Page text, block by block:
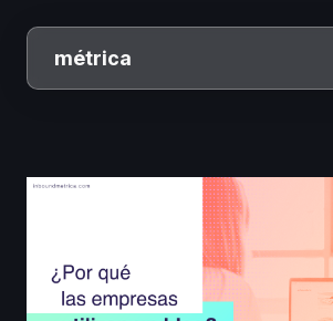
métrica